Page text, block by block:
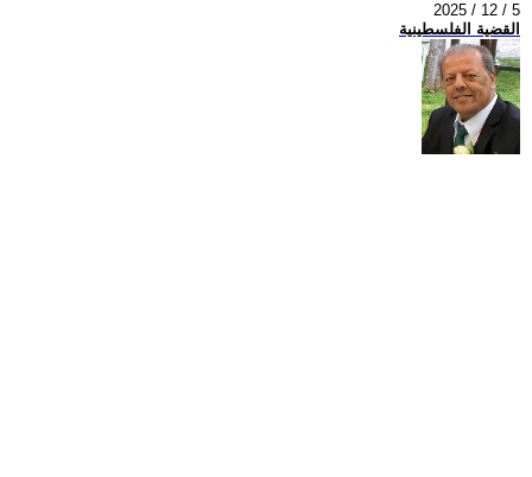
2025 / 12 / 5
القضية الفلسطينية